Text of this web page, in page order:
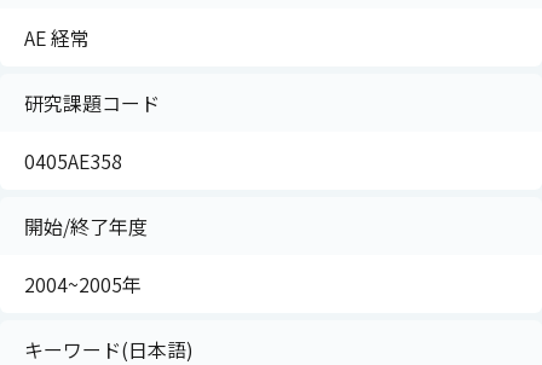
AE 経常
研究課題コード
0405AE358
開始/終了年度
2004~2005年
キーワード(日本語)